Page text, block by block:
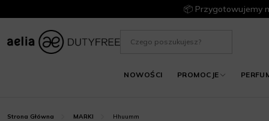
📦 Przygotowujemy
NOWOŚCI PROMOCJE
Strona Główna MARKI Hhuumm